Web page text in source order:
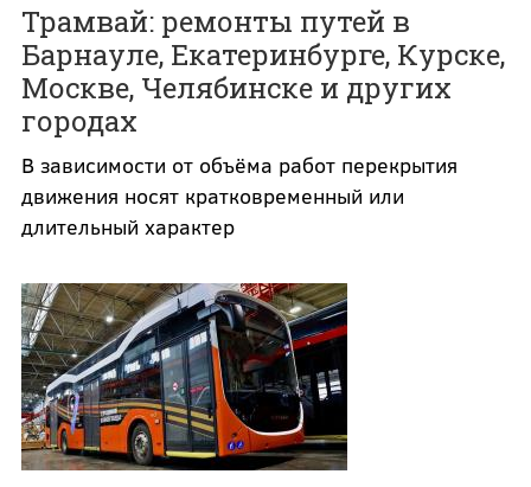
Трамвай: ремонты путей в
Барнауле, Екатеринбурге, Курске,
Москве, Челябинске и других
городах
В зависимости от объёма работ перекрытия
движения носят кратковременный или
длительный характер